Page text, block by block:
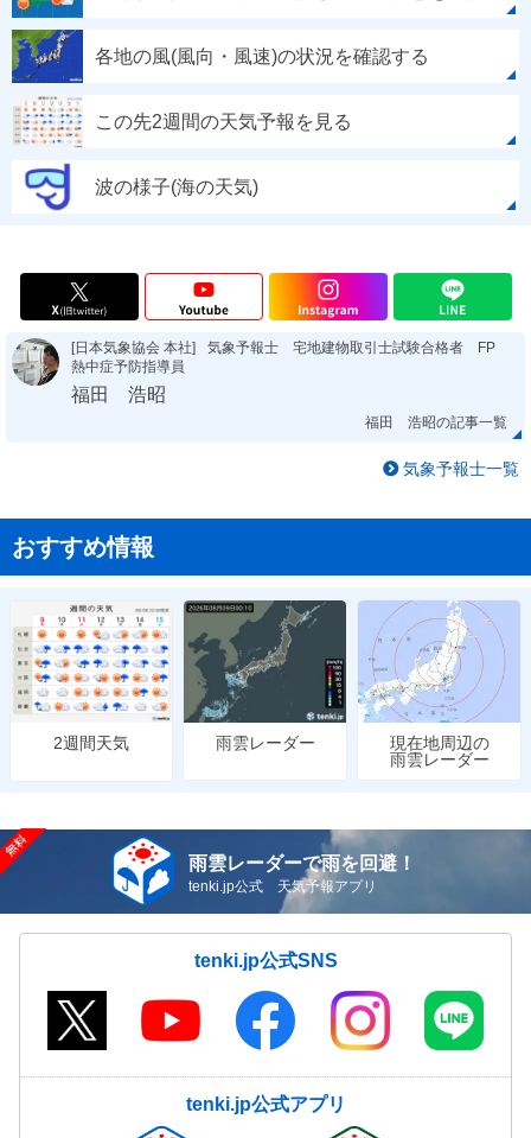
各地の風(風向・風速)の状況を確認する
この先2週間の天気予報を見る
波の様子(海の天気)
[日本気象協会 本社]
気象予報士 宅地建物取引士試験合格者 FP
熱中症予防指導員
福田 浩昭
福田 浩昭の記事一覧
気象予報士一覧
おすすめ情報
2週間天気 雨雲レーダー
現在地周辺の
雨雲レーダー
雨雲レーダーで雨を回避！
tenki.jp公式 天気予報アプリ
tenki.jp公式SNS
tenki.jp公式アプリ